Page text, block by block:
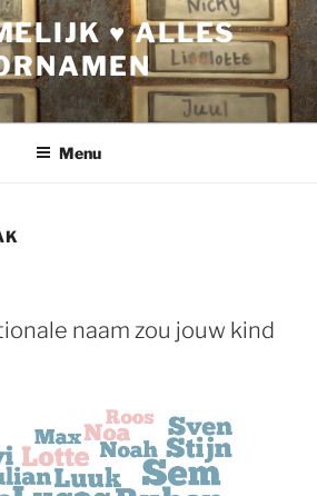
♥ ALLES
Menu
naam zou jouw kind